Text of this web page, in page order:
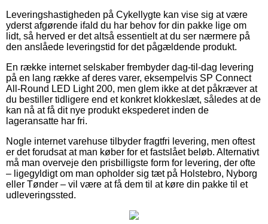
Leveringshastigheden på Cykellygte kan vise sig at være
yderst afgørende ifald du har behov for din pakke lige om
lidt, så herved er det altså essentielt at du ser nærmere på
den anslåede leveringstid for det pågældende produkt.
En række internet selskaber frembyder dag-til-dag levering
på en lang række af deres varer, eksempelvis SP Connect
All-Round LED Light 200, men glem ikke at det påkræver at
du bestiller tidligere end et konkret klokkeslæt, således at de
kan nå at få dit nye produkt ekspederet inden de
lageransatte har fri.
Nogle internet varehuse tilbyder fragtfri levering, men oftest
er det forudsat at man køber for et fastslået beløb. Alternativt
må man overveje den prisbilligste form for levering, der ofte
– ligegyldigt om man opholder sig tæt på Holstebro, Nyborg
eller Tønder – vil være at få dem til at køre din pakke til et
udleveringssted.